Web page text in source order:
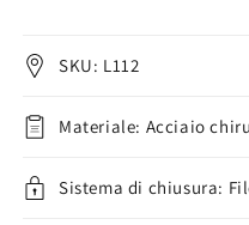
pietra
Interna
Interna
SKU: L112
Materiale: Acciaio
Sistema di chiusura: